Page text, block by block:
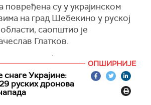
повређена су у украјинском
на град Шебекино у руској
саопштио је
Глатков.
нападнут је дроновима
снага. Четири цивила су
два радника хитне
је на Телеграму, а преноси
ОПШИРНИЈЕ
Украјине:
руских дронова